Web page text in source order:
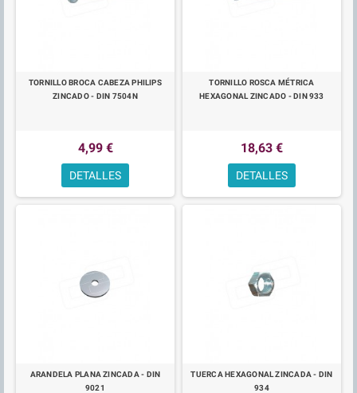
TORNILLO BROCA CABEZA PHILIPS
ZINCADO - DIN 7504N
4,99 €
DETALLES
TORNILLO ROSCA MÉTRICA
HEXAGONAL ZINCADO - DIN 933
18,63 €
DETALLES
ARANDELA PLANA ZINCADA - DIN
9021
TUERCA HEXAGONAL ZINCADA - DIN
934